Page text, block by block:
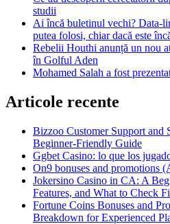
studii
Ai încă buletinul vechi? Data-
putea folosi, chiar dacă este
Rebelii Houthi anunță un nou
în Golful Aden
Mohamed Salah a fost
Articole recente
Bizzoo Customer Support
Beginner-Friendly Guide
Ggbet Casino: lo que los
On9 bonuses and promotions
Jokersino Casino in CA: A
Features, and What to Check
Fortune Coins Bonuses and
Breakdown for Experienced